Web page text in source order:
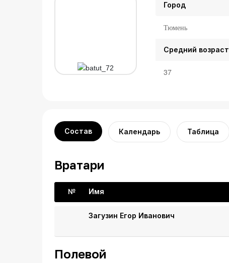
Город
Тюмень
Средний возраст
37
Состав Календарь Таблица
Вратари
№ Имя
Загузин Егор Иванович
Полевой